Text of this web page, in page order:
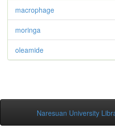
macrophage
moringa
oleamide
Naresuan University